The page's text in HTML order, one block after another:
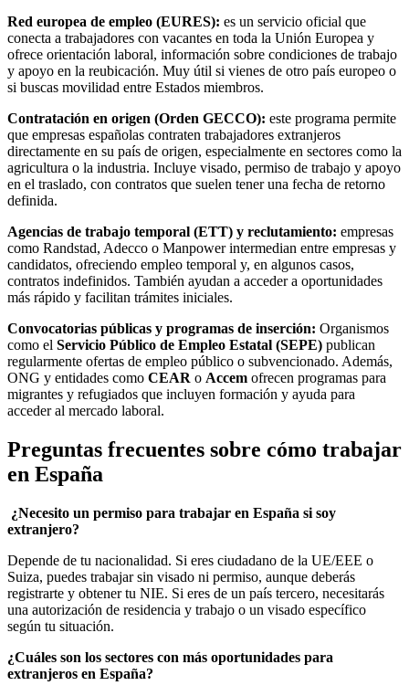
Red europea de empleo (EURES): es un servicio oficial que
conecta a trabajadores con vacantes en toda la Unión Europea y
ofrece orientación laboral, información sobre condiciones de trabajo
y apoyo en la reubicación. Muy útil si vienes de otro país europeo o
si buscas movilidad entre Estados miembros.
Contratación en origen (Orden GECCO): este programa permite
que empresas españolas contraten trabajadores extranjeros
directamente en su país de origen, especialmente en sectores como la
agricultura o la industria. Incluye visado, permiso de trabajo y apoyo
en el traslado, con contratos que suelen tener una fecha de retorno
definida.
Agencias de trabajo temporal (ETT) y reclutamiento: empresas
como Randstad, Adecco o Manpower intermedian entre empresas y
candidatos, ofreciendo empleo temporal y, en algunos casos,
contratos indefinidos. También ayudan a acceder a oportunidades
más rápido y facilitan trámites iniciales.
Convocatorias públicas y programas de inserción: Organismos
como el Servicio Público de Empleo Estatal (SEPE) publican
regularmente ofertas de empleo público o subvencionado. Además,
ONG y entidades como CEAR o Accem ofrecen programas para
migrantes y refugiados que incluyen formación y ayuda para
acceder al mercado laboral.
Preguntas frecuentes sobre cómo trabajar
en España
¿Necesito un permiso para trabajar en España si soy
extranjero?
Depende de tu nacionalidad. Si eres ciudadano de la UE/EEE o
Suiza, puedes trabajar sin visado ni permiso, aunque deberás
registrarte y obtener tu NIE. Si eres de un país tercero, necesitarás
una autorización de residencia y trabajo o un visado específico
según tu situación.
¿Cuáles son los sectores con más oportunidades para
extranjeros en España?